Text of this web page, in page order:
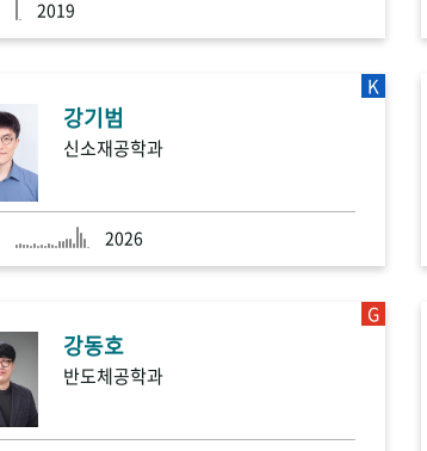
2019
강기범
신소재공학과
2026
K
강동호
반도체공학과
G